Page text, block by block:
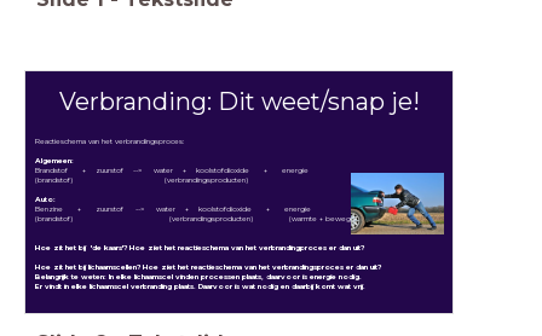
Verbranding: Dit weet/snap je!
Reactieschema van het verbrandingsproces:
Algemeen:
Brandstof + zuurstof --> water + koolstofdioxide + energie
(brandstof) (verbrandingsproducten)
Auto:
Benzine + zuurstof --> water + koolstofdioxide + energie
(brandstof) (verbrandingsproducten) (warmte + beweging)
Hoe zit het bij 'de kaars'? Hoe ziet het reactieschema van het verbrandingproces er dan uit?
Hoe zit het bij lichaamscellen? Hoe ziet het reactieschema van het verbrandingsproces er dan uit?
Belangrijk te weten: In elke lichaamscel vinden processen plaats, daarvoor is energie nodig.
Er vindt in elke lichaamscel verbranding plaats. Daarvoor is wat nodig en daarbij komt wat vrij.